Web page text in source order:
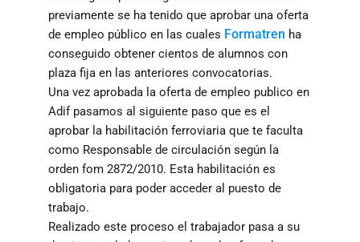
previamente se ha tenido que aprobar una oferta
de empleo público en las cuales Formatren ha
conseguido obtener cientos de alumnos con
plaza fija en las anteriores convocatorias.
Una vez aprobada la oferta de empleo publico en
Adif pasamos al siguiente paso que es el
aprobar la habilitación ferroviaria que te faculta
como Responsable de circulación según la
orden fom 2872/2010. Esta habilitación es
obligatoria para poder acceder al puesto de
trabajo.
Realizado este proceso el trabajador pasa a su